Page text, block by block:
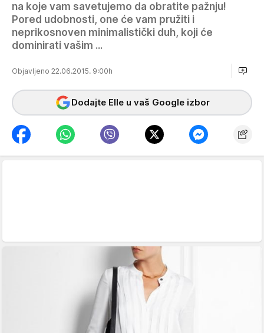
na koje vam savetujemo da obratite pažnju!
Pored udobnosti, one će vam pružiti i
neprikosnoven minimalistički duh, koji će
dominirati vašim ...
Objavljeno 22.06.2015. 9:00h
Dodajte Elle u vaš Google izbor